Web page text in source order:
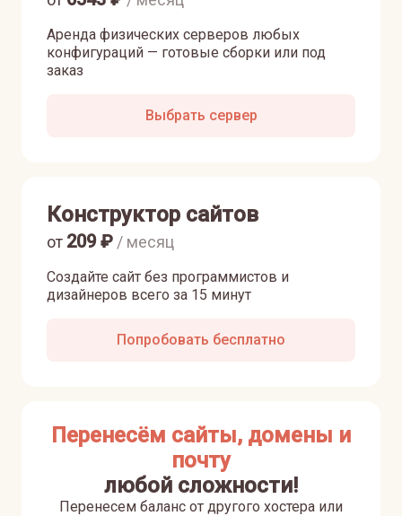
Аренда физических серверов любых
конфигураций — готовые сборки или под
заказ
Выбрать сервер
Конструктор сайтов
Создайте сайт без программистов и
дизайнеров всего за 15 минут
от 209₽ / месяц
Попробовать бесплатно
Перенесём сайты, домены и
почту
любой сложности!
Перенесем баланс от другого хостера или